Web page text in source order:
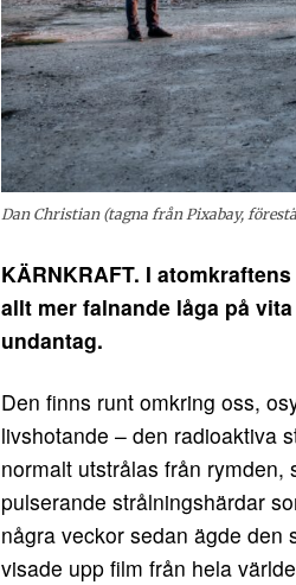
Dan Christian (tagna från Pixabay,
KÄRNKRAFT. I
allt mer falnande låga på
undantag.
Den finns runt omkring oss,
livshotande – den radioaktiva
normalt utstrålas från
pulserande strålningshärdar
några veckor sedan ägde den
visade upp film från hela